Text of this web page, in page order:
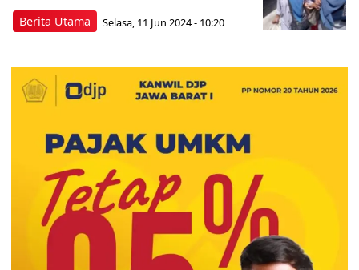
Berita Utama Selasa, 11 Jun 2024 - 10:20